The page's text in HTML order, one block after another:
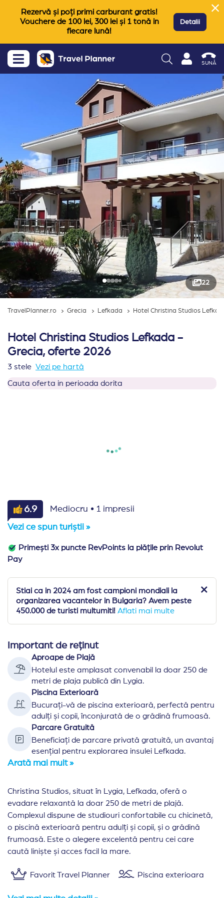
Rezervă și poți primi carburant gratis!
Vouchere de 100 lei, 300 lei și 1 tonă in
fiecare lună!
Detalii
SUNĂ
22
TravelPlanner.ro Grecia Lefkada Hotel Christina Studios
Hotel Christina Studios Lefkada -
Grecia, oferte 2026
3 stele Vezi pe hartă
Cauta oferta in perioada dorita
6.9 Mediocru · 1 impresii
Vezi ce spun turiștii »
Primești 3x puncte RevPoints la plățile prin Revolut
Pay
Stiai ca in 2024 am fost campioni mondiali la
organizarea vacantelor in Bulgaria? Avem peste
450.000 de turisti multumiti! Aflati mai multe
Christina Studios, situat în Lygia, Lefkada, oferă o
evadare relaxantă la doar 250 de metri de plajă.
Complexul dispune de studiouri confortabile cu chicinetă,
o piscină exterioară pentru adulți și copii, și o grădină
frumoasă. Este o alegere excelentă pentru cei care
caută liniște și acces facil la mare.
Favorit Travel Planner Piscina exterioara
Important de reținut
Aproape de Plajă
Hotelul este amplasat convenabil la doar 250 de
metri de plaja publică din Lygia.
Piscina Exterioară
Bucurați-vă de piscina exterioară, perfectă pentru
adulți și copii, înconjurată de o grădină frumoasă.
Parcare Gratuită
Beneficiați de parcare privată gratuită, un avantaj
esențial pentru explorarea insulei Lefkada.
Arată mai mult »